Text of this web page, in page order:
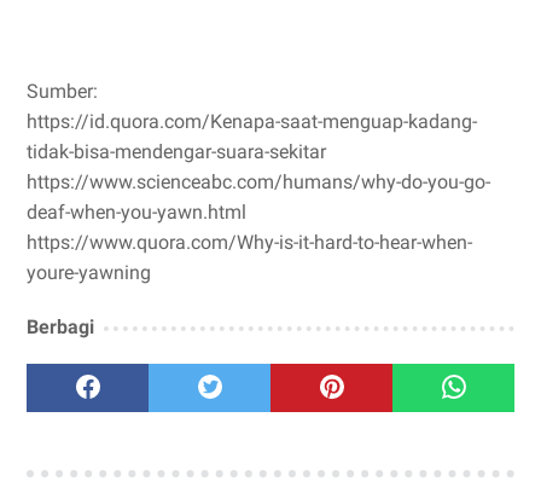
Sumber:
https://id.quora.com/Kenapa-saat-menguap-kadang-
tidak-bisa-mendengar-suara-sekitar
https://www.scienceabc.com/humans/why-do-you-go-
deaf-when-you-yawn.html
https://www.quora.com/Why-is-it-hard-to-hear-when-
youre-yawning
Berbagi